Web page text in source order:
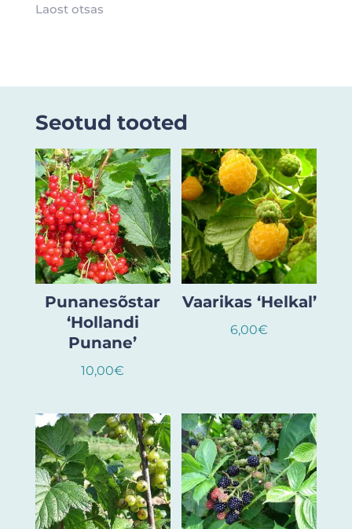
Laost otsas
Seotud tooted
Punanesõstar
‘Hollandi
Punane’
10,00€
Vaarikas ‘Helkal’
6,00€